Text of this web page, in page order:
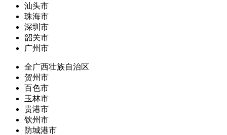
汕头市
珠海市
深圳市
韶关市
广州市
全广西壮族自治区
贺州市
百色市
玉林市
贵港市
钦州市
防城港市